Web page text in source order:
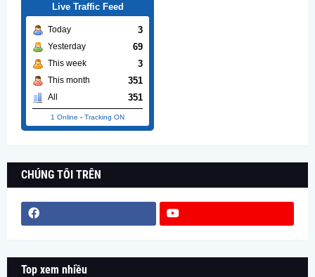
Live Traffic Feed
Today 3
Yesterday 69
This week 3
This month 351
All 351
1 Online - Tracking ON
CHÚNG TÔI TRÊN
Top xem nhiều